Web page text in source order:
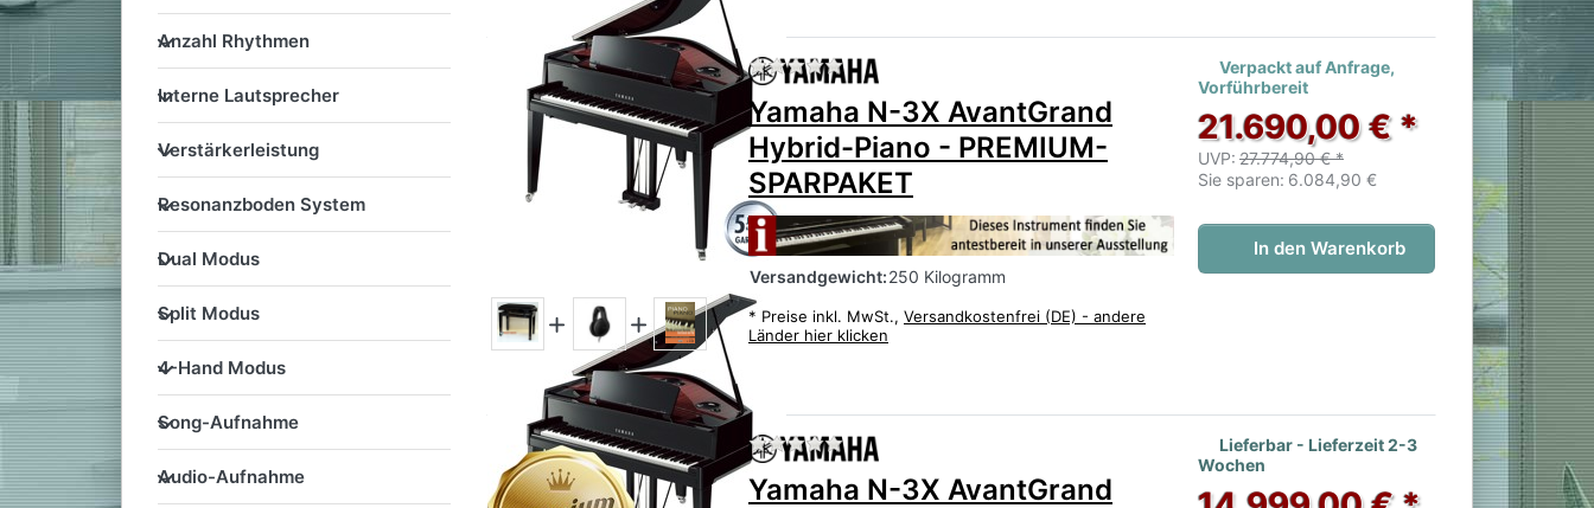
Anzahl Rhythmen
Anzahl Rhythmen
Interne Lautsprecher
Interne Lautsprecher
Verstärkerleistung
Verstärkerleistung
Resonanzboden System
Resonanzboden System
Dual Modus
Dual Modus
Split Modus
Split Modus
4-Hand Modus
4-Hand Modus
Song-Aufnahme
Song-Aufnahme
Audio-Aufnahme
Audio-Aufnahme
Zu diesem Produkt liegen noch keine Bewertungen vor.
Yamaha N-3X AvantGrand
Hybrid-Piano - PREMIUM-
SPARPAKET
Versandgewicht:250 Kilogramm
* Preise inkl. MwSt., Versandkostenfrei (DE) - andere
Länder hier klicken
Verpackt auf Anfrage,
Vorführbereit
21.690,00 € *
UVP: 27.774,90 € *
Sie sparen: 6.084,90 €
In den Warenkorb
Zu diesem Produkt liegen noch keine Bewertungen vor.
Yamaha N-3X AvantGrand
Lieferbar - Lieferzeit 2-3
Wochen